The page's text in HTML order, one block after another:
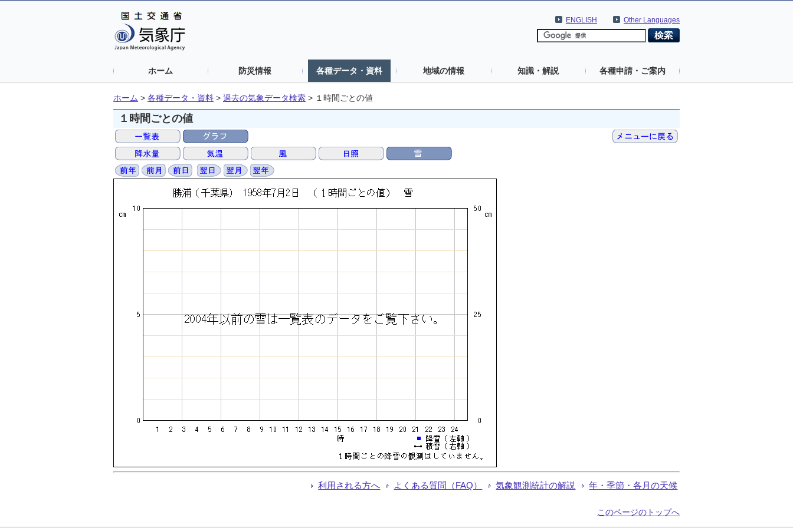
Other Languages
ENGLISH
ホーム 防災情報 各種データ・資料 地域の情報 知識・解説 各種申請・ご案内
ホーム > 各種データ・資料 > 過去の気象データ検索 > １時間ごとの値
１時間ごとの値
利用される方へ よくある質問（FAQ） 気象観測統計の解説 年・季節・各月の天候
このページのトップへ